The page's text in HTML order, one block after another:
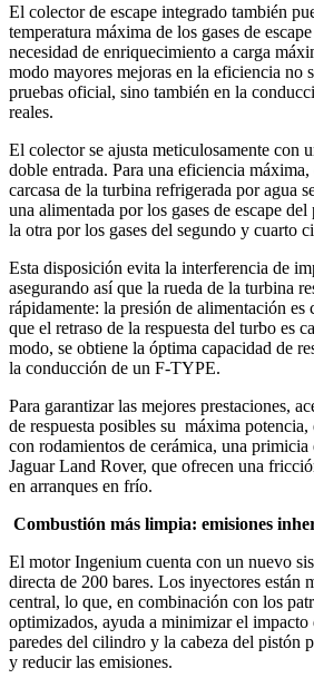
El colector de escape integrado también
temperatura máxima de los gases de
necesidad de enriquecimiento a carga
modo mayores mejoras en la eficiencia no
pruebas oficial, sino también en la
reales.
El colector se ajusta meticulosamente con
doble entrada. Para una eficiencia
carcasa de la turbina refrigerada por agua
una alimentada por los gases de escape
la otra por los gases del segundo y cuarto
Esta disposición evita la interferencia de
asegurando así que la rueda de la turbina
rápidamente: la presión de alimentación es
que el retraso de la respuesta del turbo es
modo, se obtiene la óptima capacidad de
la conducción de un F-TYPE.
Para garantizar las mejores prestaciones,
de respuesta posibles su máxima
con rodamientos de cerámica, una
Jaguar Land Rover, que ofrecen una
en arranques en frío.
Combustión más limpia: emisiones
El motor Ingenium cuenta con un nuevo
directa de 200 bares. Los inyectores están
central, lo que, en combinación con los
optimizados, ayuda a minimizar el impacto
paredes del cilindro y la cabeza del pistón
y reducir las emisiones.